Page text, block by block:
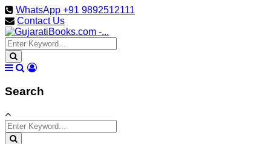
WhatsApp +91 9892512111
Contact Us
Search